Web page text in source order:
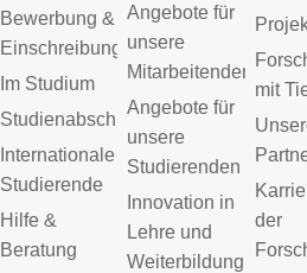
Bewerbung &
Einschreibung
Im Studium
Studienabschluss
Internationale
Studierende
Hilfe &
Beratung
Angebote für
unsere
Mitarbeitenden
Angebote für
unsere
Studierenden
Innovation in
Lehre und
Weiterbildung
mit
der